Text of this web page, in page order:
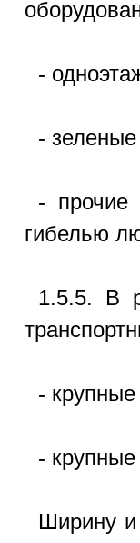
-
-
- прочие
гибелью
1.5.5. В
-
-
Ширину и